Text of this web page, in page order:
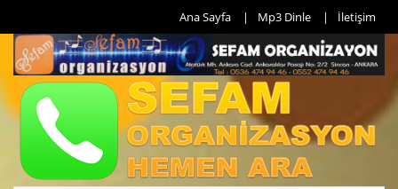
Ana Sayfa Mp3 Dinle İletişim